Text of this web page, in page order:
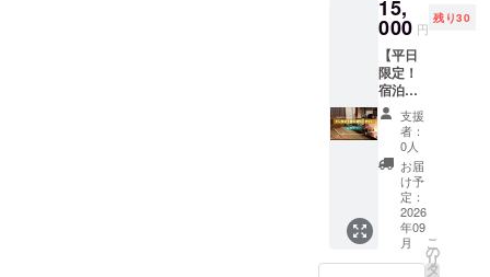
れでも
よけれ
ばぜひ
お話し
しま
しょ
う！ ク
ラウド
ファン
ディン
グ終了
後、ご
予約の
日程を
決めて
ラウド
ファン
ディン
グ終了
後、日
程等調
整させ
ていた
だきま
す。 興
味があ
る方
は、
メッ
セージ
ーーー
ーーー
ーーー
ーーー
ーーー
ー
2026/6/
14(日)
11:00〜
15:00
会場ー
錆と煤
INN-
prema-
安芸市
土居字
期間>
2026年
5月〜
−2026
年8月
オープ
ン直
後、3ヶ
月限
定！ お
試し価
格での
宿泊が
可能で
す！ ※
プロ
15,
000 円
残り30
【平日
限定！
宿泊割
引チ
ケッ
ト】 支
援者様
限定、
平日の
みの宿
泊割引
が出来
るチ
支援
者：
0人
お届
け予
定：
2026
年09
月
こ
の
リ
タ